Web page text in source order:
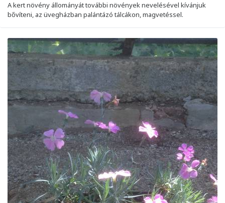
A kert növény állományát további növények nevelésével kívánjuk
bővíteni, az üvegházban palántázó tálcákon, magvetéssel.